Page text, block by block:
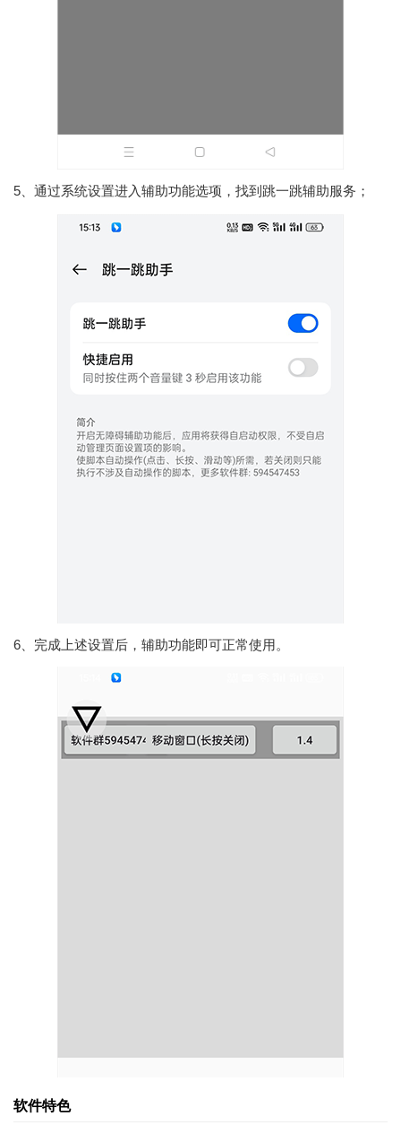
5、通过系统设置进入辅助功能选项，找到跳一跳辅助服务；
6、完成上述设置后，辅助功能即可正常使用。
软件特色